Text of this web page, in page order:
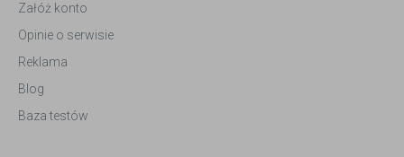
Załóż konto
Opinie o serwisie
Reklama
Blog
Baza testów